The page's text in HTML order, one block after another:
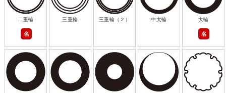
二重輪
名
三重輪 三重輪（２） 中太輪 太輪
名